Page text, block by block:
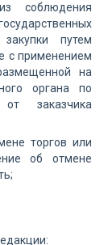
соблюдения
путем
с применением
на
органа по
заказчика
торгов или
об отмене